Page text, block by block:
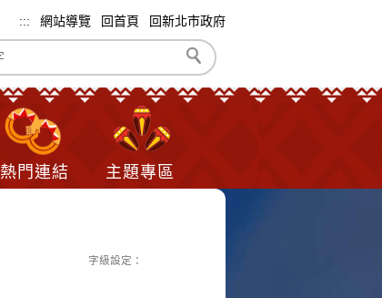
::: 網站導覽 回首頁 回新北市政府
熱門連結 主題專區
字級設定：